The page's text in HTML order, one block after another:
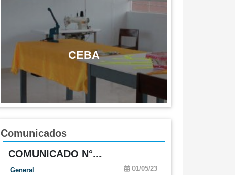
CEBA
Previous Next
Comunicados
COMUNICADO N°...
General 01/05/23